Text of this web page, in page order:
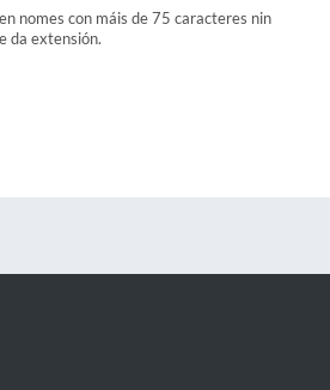
nomes con máis de 75 caracteres nin
da extensión.